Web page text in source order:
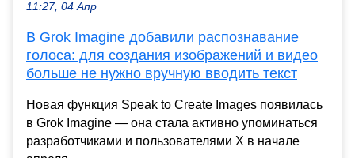
11:27, 04 Апр
В Grok Imagine добавили распознавание
голоса: для создания изображений и видео
больше не нужно вручную вводить текст
Новая функция Speak to Create Images появилась
в Grok Imagine — она стала активно упоминаться
разработчиками и пользователями X в начале